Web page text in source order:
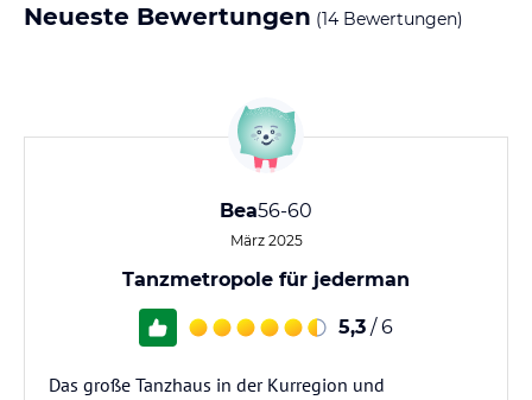
Neueste Bewertungen (14 Bewertungen)
Bea56-60
März 2025
Tanzmetropole für jederman
5,3 / 6
Das große Tanzhaus in der Kurregion und